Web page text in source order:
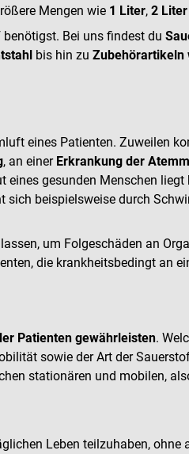
Mengen wie 1 Liter, 2 Liter
Bei uns findest du
bis hin zu Zubehörartikeln
eines Patienten. Zuweilen
, an einer Erkrankung der
gesunden Menschen
beispielsweise durch
um Folgeschäden an
die krankheitsbedingt an
Patienten gewährleisten.
sowie der Art der
stationären und mobilen,
Leben teilzuhaben, ohne